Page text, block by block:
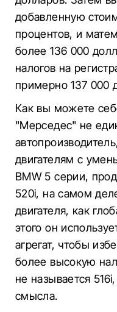
добавленную
процентов, и
более 136 000
налогов на
примерно 137 000
Как вы можете
"Мерседес" не
двигателям с
BMW 5 серии,
520i, на самом
двигателя, как
этого он
агрегат, чтобы
более высокую
не называется
смысла.